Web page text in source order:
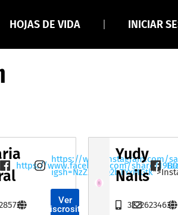
HOJAS DE VIDA INICIAR
https://www.facebook.com/share/
https://www.instagram.com/
igsh=NzZxamQ2bTYxMGtk
Ver
Miscrositio
Yudy
Nails
3222623463